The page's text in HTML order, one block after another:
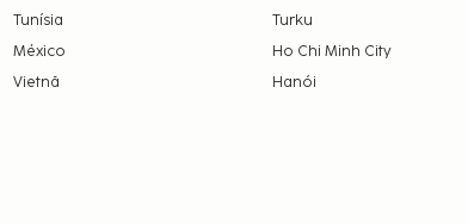
Tunísia
México
Vietnã
Turku
Ho Chi Minh City
Hanói